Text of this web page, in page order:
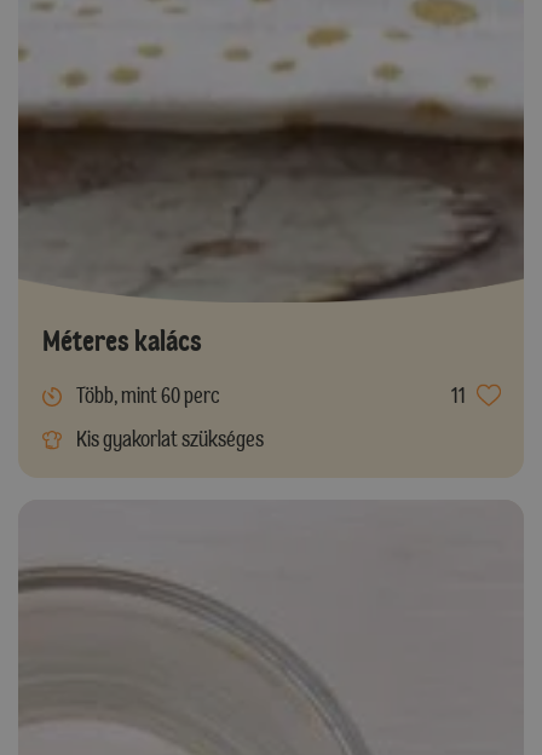
Méteres kalács
Több, mint 60 perc
11
Kis gyakorlat szükséges